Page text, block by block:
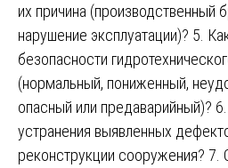
их причина (производственный
нарушение эксплуатации)? 5.
безопасности
(нормальный, пониженный,
опасный или предаварийный)?
устранения выявленных
реконструкции сооружения? 7.